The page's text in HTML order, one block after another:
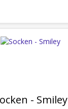
- Smiley